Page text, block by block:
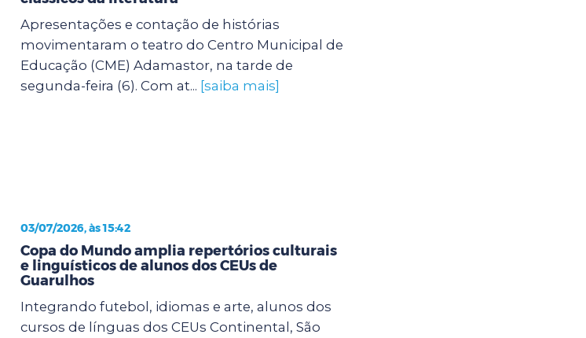
Apresentações e contação de histórias
movimentaram o teatro do Centro Municipal de
Educação (CME) Adamastor, na tarde de
segunda-feira (6). Com at... [saiba mais]
03/07/2026, às 15:42
Copa do Mundo amplia repertórios culturais
e linguísticos de alunos dos CEUs de
Guarulhos
Integrando futebol, idiomas e arte, alunos dos
cursos de línguas dos CEUs Continental, São